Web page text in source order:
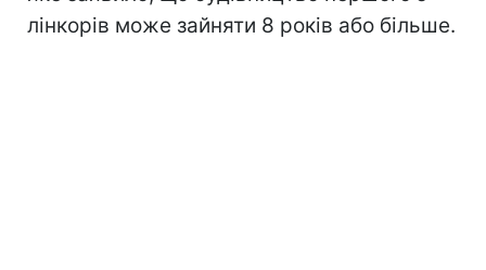
лінкорів може зайняти 8 років або більше.